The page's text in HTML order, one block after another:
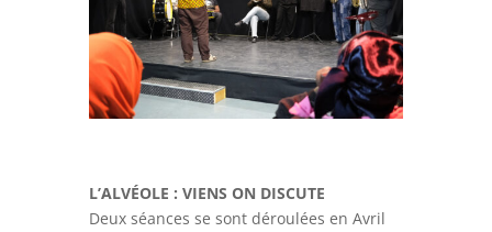
L’ALVÉOLE : VIENS ON DISCUTE
Deux séances se sont déroulées en Avril